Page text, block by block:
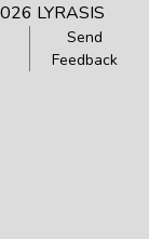
LYRASIS
Send
Feedback